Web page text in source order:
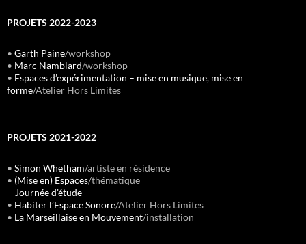
PROJETS 2022-2023
• Garth Paine/workshop
• Marc Namblard/workshop
• Espaces d’expérimentation – mise en musique, mise en
forme/Atelier Hors Limites
PROJETS 2021-2022
• Simon Whetham/artiste en résidence
• (Mise en) Espaces/thématique
—Journée d’étude
• Habiter l’Espace Sonore/Atelier Hors Limites
• La Marseillaise en Mouvement/installation